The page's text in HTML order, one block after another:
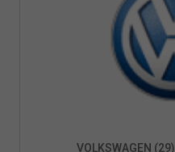
VOLKSWAGEN (29)